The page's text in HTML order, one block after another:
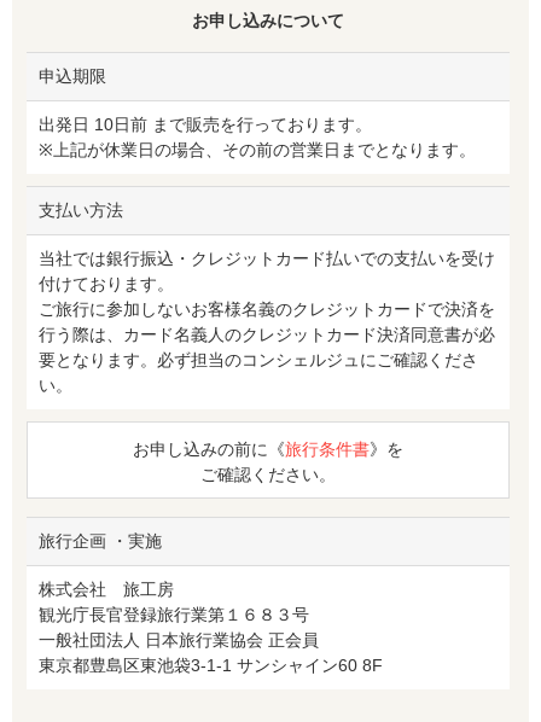
お申し込みについて
申込期限
出発日 10日前 まで販売を行っております。
※上記が休業日の場合、その前の営業日までとなります。
支払い方法
当社では銀行振込・クレジットカード払いでの支払いを受け
付けております。
ご旅行に参加しないお客様名義のクレジットカードで決済を
行う際は、カード名義人のクレジットカード決済同意書が必
要となります。必ず担当のコンシェルジュにご確認くださ
い。
お申し込みの前に《旅行条件書》を
ご確認ください。
旅行企画 ・実施
株式会社 旅工房
観光庁長官登録旅行業第１６８３号
一般社団法人 日本旅行業協会 正会員
東京都豊島区東池袋3-1-1 サンシャイン60 8F